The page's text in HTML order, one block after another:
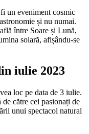
un eveniment cosmic
și nu numai.
între Soare și Lună,
solară, afișându-se
iulie 2023
loc pe data de 3 iulie.
de către cei pasionați de
unui spectacol natural